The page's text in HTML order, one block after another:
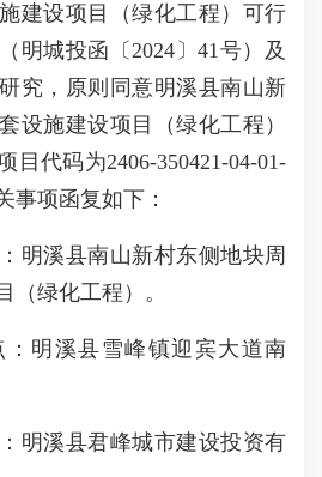
建设项目（绿化工程）可行
明城投函〔2024〕41号）及
究，原则同意明溪县南山新
设施建设项目（绿化工程）
目代码为2406-350421-04-01-
事项函复如下：
溪县南山新村东侧地块周
（绿化工程）。
明溪县雪峰镇迎宾大道南
溪县君峰城市建设投资有